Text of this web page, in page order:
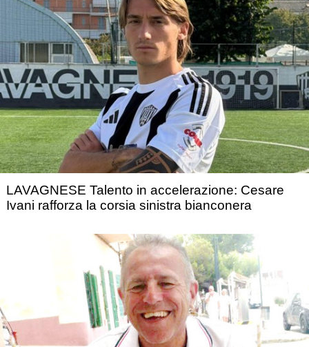
LAVAGNESE Talento in accelerazione: Cesare
Ivani rafforza la corsia sinistra bianconera